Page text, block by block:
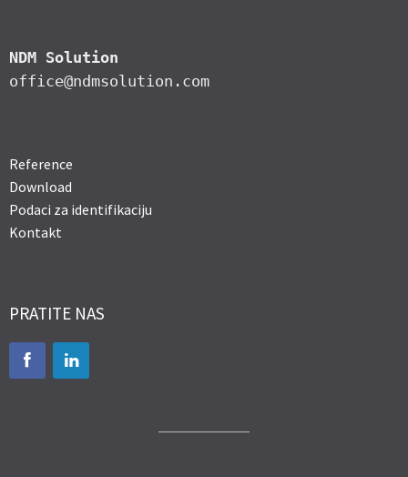
NDM Solution
office@ndmsolution.com
Reference
Download
Podaci za identifikaciju
Kontakt
PRATITE NAS